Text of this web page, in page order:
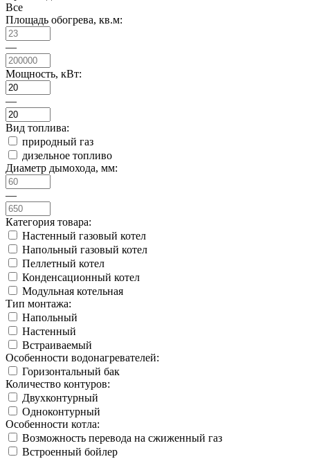
Все
Площадь обогрева, кв.м:
—
Мощность, кВт:
—
Вид топлива:
природный газ
дизельное топливо
Диаметр дымохода, мм:
—
Категория товара:
Настенный газовый котел
Напольный газовый котел
Пеллетный котел
Конденсационный котел
Модульная котельная
Тип монтажа:
Напольный
Настенный
Встраиваемый
Особенности водонагревателей:
Горизонтальный бак
Количество контуров:
Двухконтурный
Одноконтурный
Особенности котла:
Возможность перевода на сжиженный газ
Встроенный бойлер